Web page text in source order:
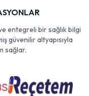
entegreli bir sağlık bilgi
güvenilir altyapısıyla
sağlar.